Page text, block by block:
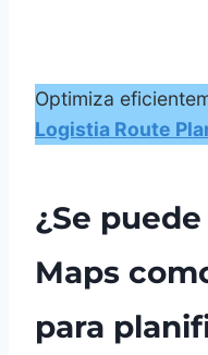
Optimiza
Logistia Route
¿Se
Maps
para